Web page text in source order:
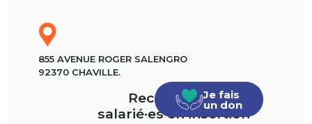
855 AVENUE ROGER SALENGRO
92370 CHAVILLE.
Recrutement des
salarié·es en insertion
Je fais
un don